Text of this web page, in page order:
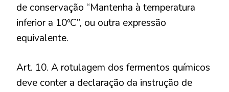
de conservação “Mantenha à temperatura
inferior a 10ºC”, ou outra expressão
equivalente.
Art. 10. A rotulagem dos fermentos químicos
deve conter a declaração da instrução de